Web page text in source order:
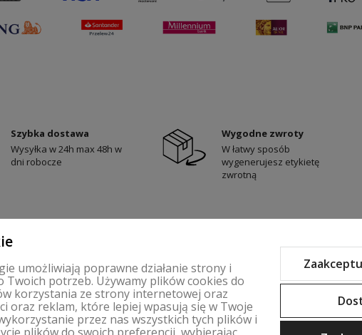
Szybka dostawa
Wysyłka w 24h max 48h w
dni robocze
Wygodne zwroty
W łatwy sposób
wygenerujesz etykietę
zwrotną
PŁATNOŚCI I DOSTAWA INFORMACJE
umożliwiają poprawne działanie strony i
potrzeb. Używamy plików cookies do
korzystania ze strony internetowej oraz
oraz reklam, które lepiej wpasują się w Twoje
przez nas wszystkich tych plików i